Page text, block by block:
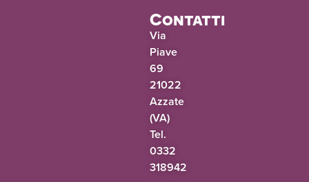
Contatti
Via
Piave
69
21022
Azzate
(VA)
Tel.
0332
318942